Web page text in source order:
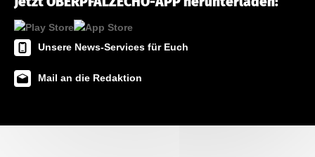
Unsere News-Services für Euch
Mail an die Redaktion